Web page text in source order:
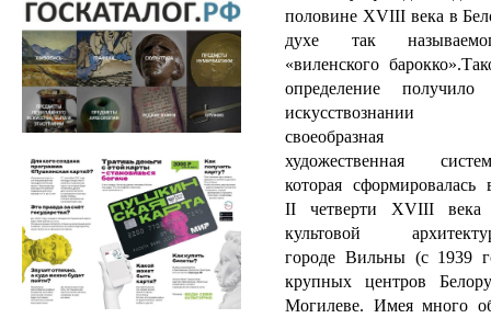
половине XVIII века в
духе так
«виленского
определение
искусствознании
своеобразная
художественная
которая сформировалась
II четверти XVIII века
культовой
городе Вильны (с 1939
крупных центров
Могилеве. Имея много